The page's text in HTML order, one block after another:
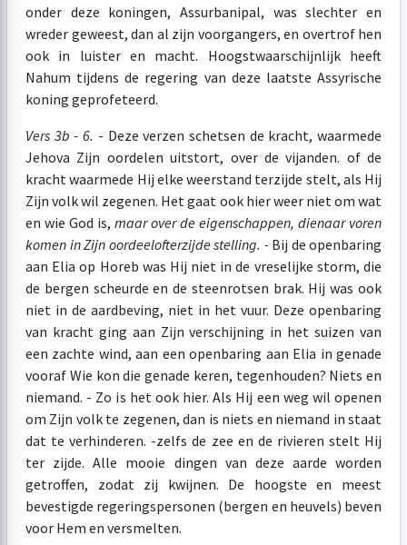
onder deze koningen, Assurbanipal, was slechter en
wreder geweest, dan al zijn voorgangers, en overtrof hen
ook in luister en macht. Hoogstwaarschijnlijk heeft
Nahum tijdens de regering van deze laatste Assyrische
koning geprofeteerd.
Vers 3b - 6. - Deze verzen schetsen de kracht, waarmede
Jehova Zijn oordelen uitstort, over de vijanden. of de
kracht waarmede Hij elke weerstand terzijde stelt, als Hij
Zijn volk wil zegenen. Het gaat ook hier weer niet om wat
en wie God is, maar over de eigenschappen, dienaar voren
komen in Zijn oordeelofterzijde stelling. - Bij de openbaring
aan Elia op Horeb was Hij niet in de vreselijke storm, die
de bergen scheurde en de steenrotsen brak. Hij was ook
niet in de aardbeving, niet in het vuur. Deze openbaring
van kracht ging aan Zijn verschijning in het suizen van
een zachte wind, aan een openbaring aan Elia in genade
vooraf Wie kon die genade keren, tegenhouden? Niets en
niemand. - Zo is het ook hier. Als Hij een weg wil openen
om Zijn volk te zegenen, dan is niets en niemand in staat
dat te verhinderen. -zelfs de zee en de rivieren stelt Hij
ter zijde. Alle mooie dingen van deze aarde worden
getroffen, zodat zij kwijnen. De hoogste en meest
bevestigde regeringspersonen (bergen en heuvels) beven
voor Hem en versmelten.